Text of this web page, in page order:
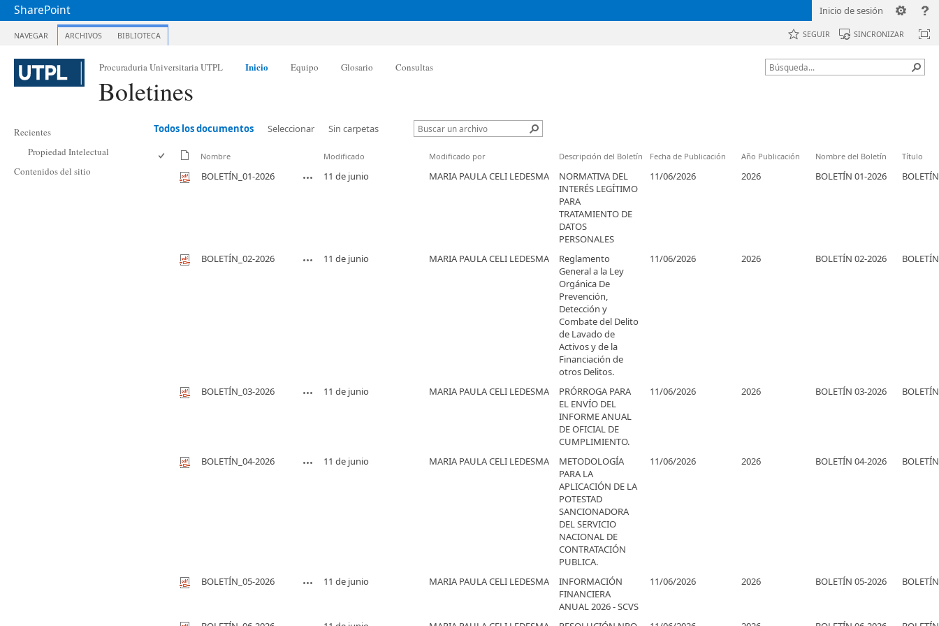
SharePoint Inicio de sesión
NAVEGAR ARCHIVOS BIBLIOTECA SEGUIR SINCRONIZAR
Procuraduria Universitaria UTPL Inicio Equipo Glosario Consultas
Boletines
Recientes
Propiedad Intelectual
Contenidos del sitio
Todos los documentos Seleccionar Sin carpetas
Nombre Modificado Modificado por Descripción del Boletín Fecha de Publicación Año Publicación Nombre del Boletín Título
BOLETÍN_01-2026 11 de junio MARIA PAULA CELI LEDESMA
NORMATIVA DEL
INTERÉS LEGÍTIMO
PARA
TRATAMIENTO DE
DATOS
PERSONALES
11/06/2026 2026 BOLETÍN 01-2026
BOLETÍN_02-2026 11 de junio MARIA PAULA CELI LEDESMA
Reglamento
General a la Ley
Orgánica De
Prevención,
Detección y
Combate del Delito
de Lavado de
Activos y de la
Financiación de
otros Delitos.
11/06/2026 2026 BOLETÍN 02-2026
BOLETÍN_03-2026 11 de junio MARIA PAULA CELI LEDESMA
PRÓRROGA PARA
EL ENVÍO DEL
INFORME ANUAL
DE OFICIAL DE
CUMPLIMIENTO.
11/06/2026 2026 BOLETÍN 03-2026
BOLETÍN_04-2026 11 de junio MARIA PAULA CELI LEDESMA
METODOLOGÍA
PARA LA
APLICACIÓN DE LA
POTESTAD
SANCIONADORA
DEL SERVICIO
NACIONAL DE
CONTRATACIÓN
PUBLICA.
11/06/2026 2026 BOLETÍN 04-2026
BOLETÍN_05-2026 11 de junio MARIA PAULA CELI LEDESMA
INFORMACIÓN
FINANCIERA
ANUAL 2026 - SCVS
11/06/2026 2026 BOLETÍN 05-2026